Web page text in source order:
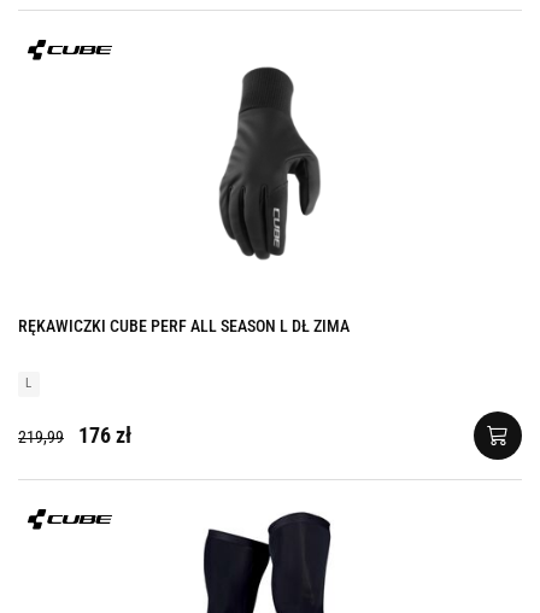
RĘKAWICZKI CUBE PERF ALL SEASON L DŁ ZIMA
L
219,99 176 zł